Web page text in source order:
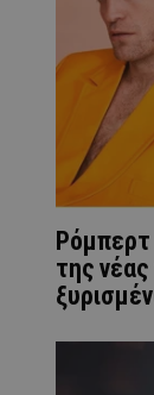
Ρόμπερτ
της